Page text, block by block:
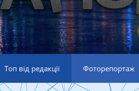
Топ від редакції Фоторепортаж